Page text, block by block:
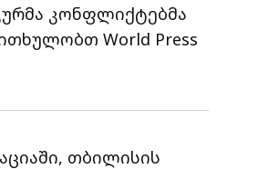
კონფლიქტებმა
World Press
თბილისის